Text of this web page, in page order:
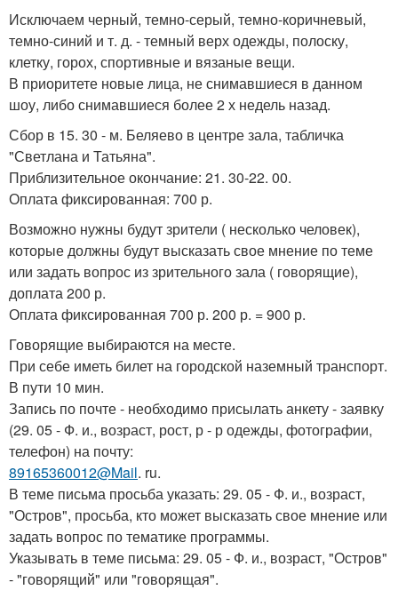
Исключаем черный, темно-серый, темно-коричневый,
темно-синий и т. д. - темный верх одежды, полоску,
клетку, горох, спортивные и вязаные вещи.
В приоритете новые лица, не снимавшиеся в данном
шоу, либо снимавшиеся более 2 х недель назад.
Сбор в 15. 30 - м. Беляево в центре зала, табличка
"Светлана и Татьяна".
Приблизительное окончание: 21. 30-22. 00.
Оплата фиксированная: 700 р.
Возможно нужны будут зрители ( несколько человек),
которые должны будут высказать свое мнение по теме
или задать вопрос из зрительного зала ( говорящие),
доплата 200 р.
Оплата фиксированная 700 р. 200 р. = 900 р.
Говорящие выбираются на месте.
При себе иметь билет на городской наземный транспорт.
В пути 10 мин.
Запись по почте - необходимо присылать анкету - заявку
(29. 05 - Ф. и., возраст, рост, р - р одежды, фотографии,
телефон) на почту:
89165360012@Mail. ru.
В теме письма просьба указать: 29. 05 - Ф. и., возраст,
"Остров", просьба, кто может высказать свое мнение или
задать вопрос по тематике программы.
Указывать в теме письма: 29. 05 - Ф. и., возраст, "Остров"
- "говорящий" или "говорящая".